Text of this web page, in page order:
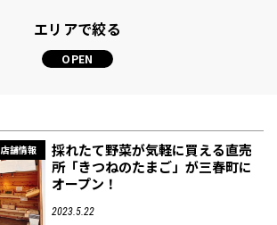
エリアで絞る
店舗情報
採れたて野菜が気軽に買える直売
所「きつねのたまご」が三春町に
オープン！
2023.5.22